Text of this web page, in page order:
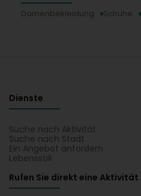
Damenbekleidung
Schuhe
Dienste
Suche nach Aktivität
Suche nach Stadt
Ein Angebot anfordern
Lebensstill
Rufen Sie direkt eine Aktivität